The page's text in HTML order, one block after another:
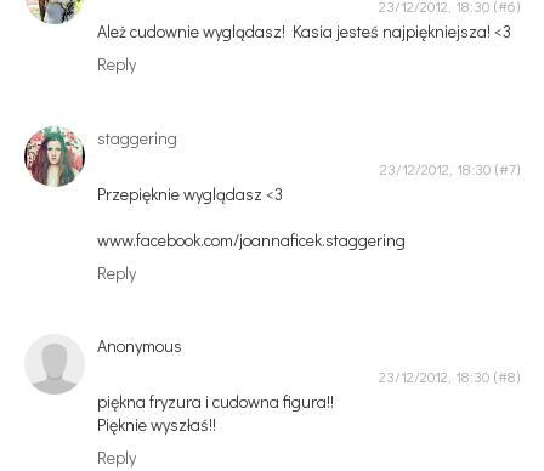
23/12/2012, 18:30
Ależ cudownie wyglądasz! Kasia jesteś najpiękniejsza! <3
Reply
staggering
23/12/2012, 18:30
Przepięknie wyglądasz <3
www.facebook.com/joannaficek.staggering
Reply
Anonymous
23/12/2012, 18:30
piękna fryzura i cudowna figura!!
Pięknie wyszłaś!!
Reply